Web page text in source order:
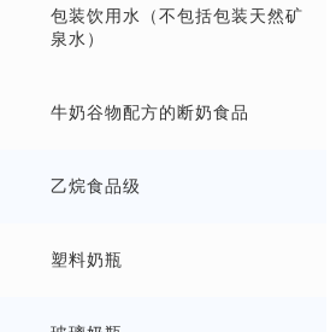
包装饮用水（不包括包装天然矿
泉水）
牛奶谷物配方的断奶食品
乙烷食品级
塑料奶瓶